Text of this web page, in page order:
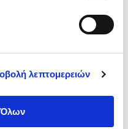
λεπτομερειών